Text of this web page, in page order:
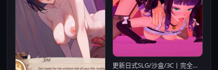
更新日式SLG/沙盒/3C丨完全的女仆（Total Maidness! ）V0.99 汉化中文【20240908】